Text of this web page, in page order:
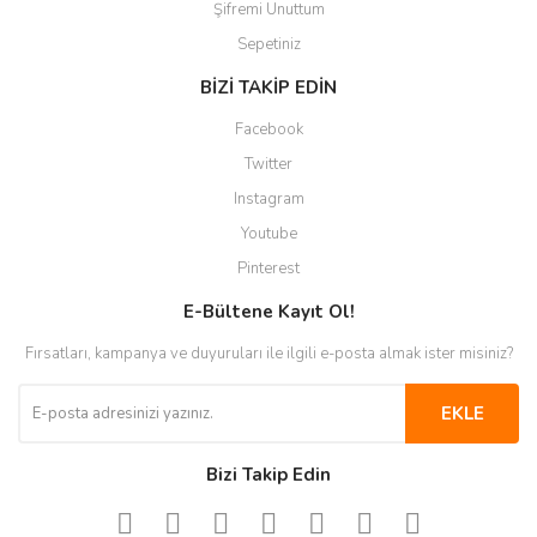
Şifremi Unuttum
Sepetiniz
BİZİ TAKİP EDİN
Facebook
Twitter
Instagram
Youtube
Pinterest
E-Bültene Kayıt Ol!
Fırsatları, kampanya ve duyuruları ile ilgili e-posta almak ister misiniz?
EKLE
Bizi Takip Edin